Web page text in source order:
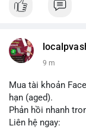
✈️ Telegram:
📧 Email:9 m
Mua tài khoản
hạn (aged).
Phản hồi nhanh
Liên hệ ngay: